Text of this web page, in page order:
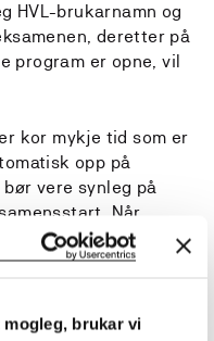
mogleg, brukar vi
HVL-brukarnamn og
deretter på
program er opne, vil
kor mykje tid som er
opp på
vere synleg på
Når
endra til ei ny
eksamensvakten